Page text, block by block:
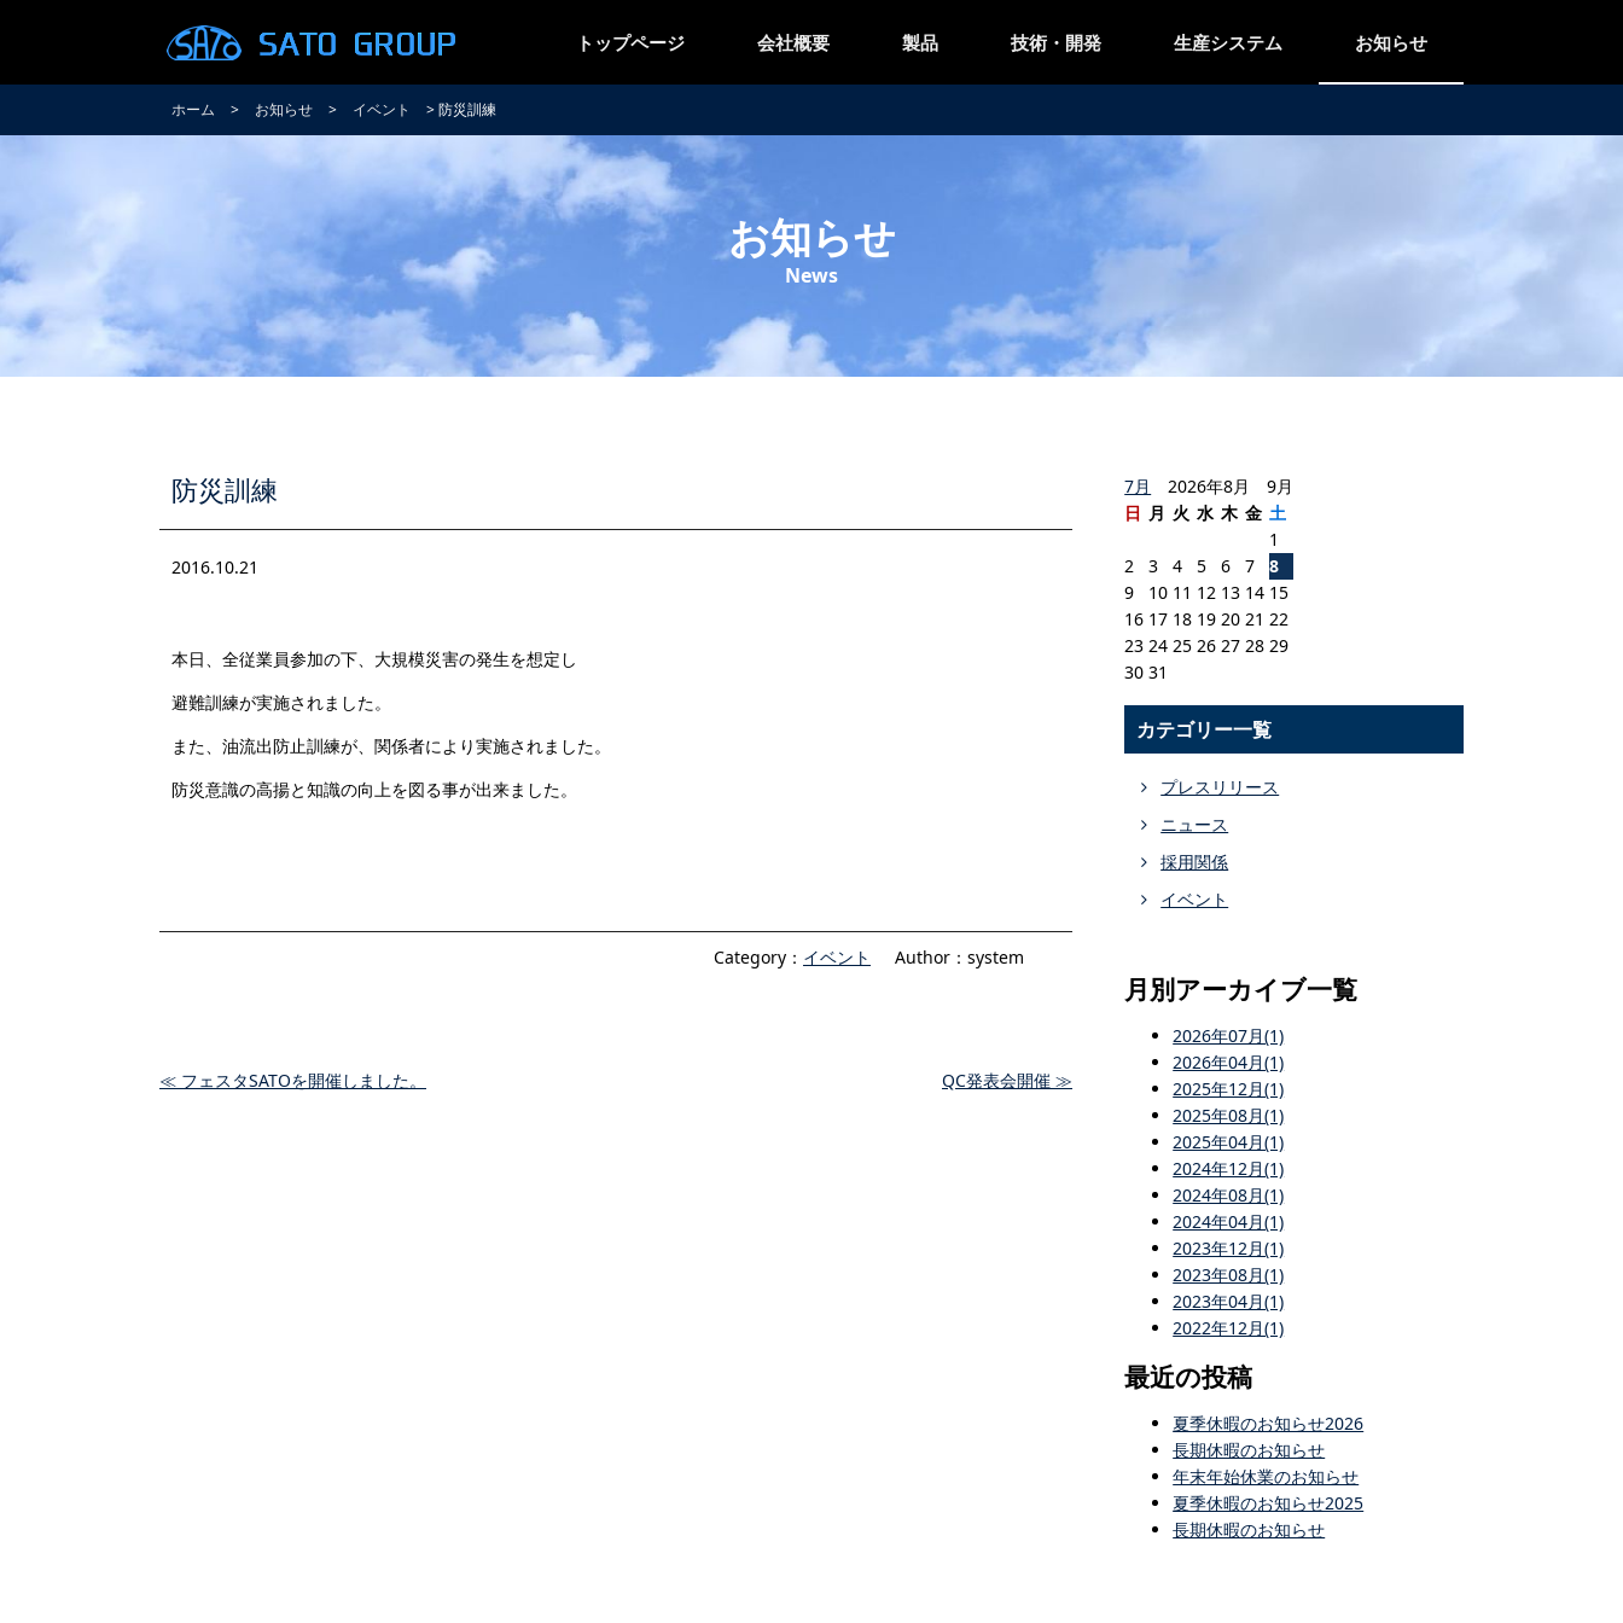
トップページ 会社概要 製品 技術・開発 生産システム お知らせ
ホーム > お知らせ > イベント > 防災訓練
お知らせ
News
防災訓練
2016.10.21
本日、全従業員参加の下、大規模災害の発生を想定し
避難訓練が実施されました。
また、油流出防止訓練が、関係者により実施されました。
防災意識の高揚と知識の向上を図る事が出来ました。
Category： イベント Author：system
≪ フェスタSATOを開催しました。 QC発表会開催 ≫
7月
2026年8月 9月
日 月 火 水 木 金 土
1
2
3 4 5 6 7
8
9
10 11 12 13 14 15
16 17 18 19 20 21 22
23 24 25 26 27 28 29
30 31
カテゴリー一覧
プレスリリース
ニュース
採用関係
イベント
月別アーカイブ一覧
2026年07月(1)
2026年04月(1)
2025年12月(1)
2025年08月(1)
2025年04月(1)
2024年12月(1)
2024年08月(1)
2024年04月(1)
2023年12月(1)
2023年08月(1)
2023年04月(1)
2022年12月(1)
最近の投稿
夏季休暇のお知らせ2026
長期休暇のお知らせ
年末年始休業のお知らせ
夏季休暇のお知らせ2025
長期休暇のお知らせ